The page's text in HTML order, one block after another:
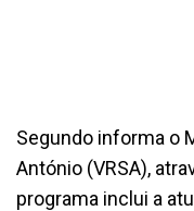
Segundo informa o
António (VRSA),
programa inclui a